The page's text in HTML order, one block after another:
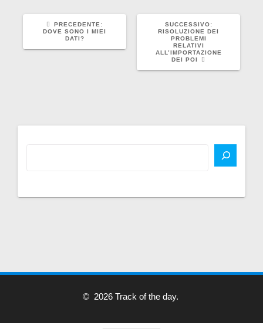
PRECEDENTE:
PRECEDENTE:
DOVE SONO I MIEI
DATI?
SUCCESSIVO:ARTICOLO
SUCCESSIVO:
RISOLUZIONE DEI
PROBLEMI
RELATIVI
ALL’IMPORTAZIONE
DEI POI
© 2026 Track of the day.